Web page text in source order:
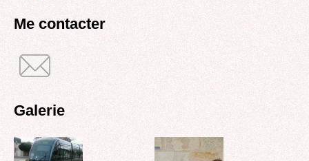
recherche
Me contacter
Galerie